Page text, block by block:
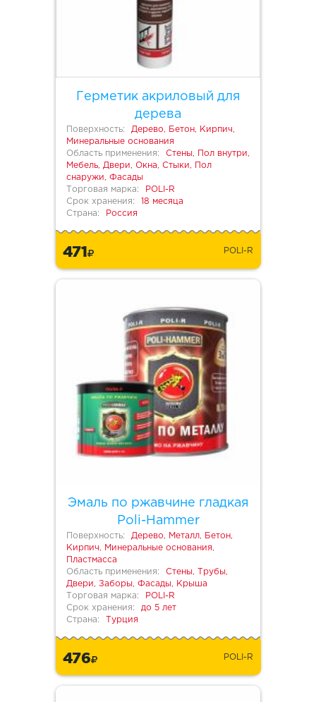
Герметик акриловый для
дерева
Поверхность:
Дерево, Бетон, Кирпич,
Минеральные основания
Область применения:
Стены, Пол внутри,
Мебель, Двери, Окна, Стыки, Пол
снаружи, Фасады
Торговая марка:
POLI-R
Срок хранения:
18 месяца
Страна:
Россия
471 POLI-R
Эмаль по ржавчине гладкая
Poli-Hammer
Поверхность:
Дерево, Металл, Бетон,
Кирпич, Минеральные основания,
Пластмасса
Область применения:
Стены, Трубы,
Двери, Заборы, Фасады, Крыша
Торговая марка:
POLI-R
Срок хранения:
до 5 лет
Страна:
Турция
476 POLI-R